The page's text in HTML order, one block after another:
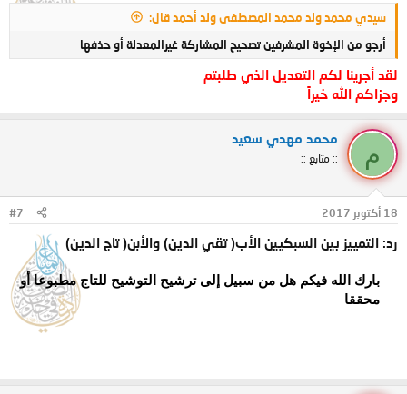
ابنه
ابن حجر اثنان
العسقلاني
والمكي
الهيثمي اثنان
الهيثمي صاحب مجمع الزوائد
والمكي وهو الهيتمي بالتاء المثناة
المباركفوري اثنان :
المباركفوري صاحب تحفة الأحوذي
والمباركفوري صاحب الرحيق المختوم
إلخ
هذا في المشهورين أما الحصر فغير ممكن والله أعلم
سيدي محمد ولد محمد المصطفى ولد أحمد قال:
أرجو من الإخوة المشرفين تصحيح المشاركة غيرالمعدلة أو حذفها
لقد أجرينا لكم التعديل الذي طلبتم
وجزاكم الله خيراً
م
محمد مهدي سعيد
:: متابع ::
18 أكتوبر 2017 #7
رد: التمييز بين السبكيين الأب( تقي الدين) والأبن( تاج الدين)
بارك الله فيكم هل من سبيل إلى ترشيح التوشيح للتاج مطبوعا أو
محققا​